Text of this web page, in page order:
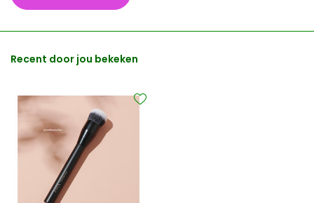
Recent door jou bekeken